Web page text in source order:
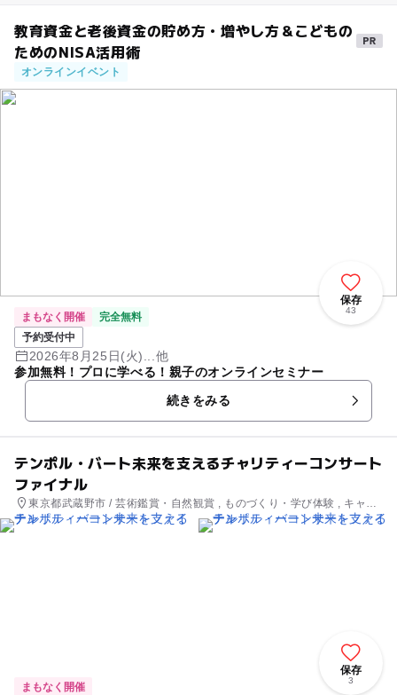
教育資金と老後資金の貯め方・増やし方＆こどもの
ためのNISA活用術
オンラインイベント
保存
43
まもなく開催
完全無料
予約受付中
2026年8月25日(火)...他
参加無料！プロに学べる！親子のオンラインセミナー
続きをみる
テンポル・バート未来を支えるチャリティーコンサート
ファイナル
東京都武蔵野市 / 芸術鑑賞・自然観賞 , ものづくり・学び体験 , キャラ
クターイベント
保存
3
まもなく開催